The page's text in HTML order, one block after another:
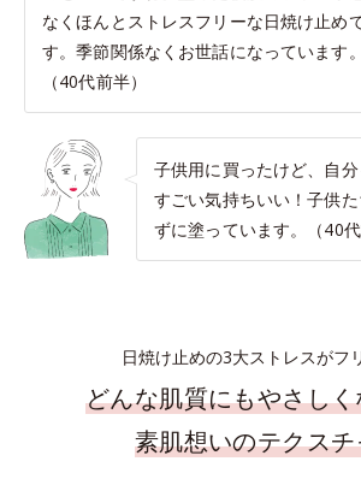
なくほんとストレスフリーな日焼け止め
す。季節関係なくお世話になっています。
（40代前半）
子供用に買ったけど、自分
すごい気持ちいい！子供
ずに塗っています。（40代
日焼け止めの3大ストレスがフ
どんな肌質にもやさし
素肌想いのテクス